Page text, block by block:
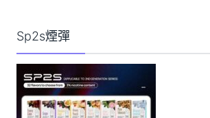
Sp2s煙彈